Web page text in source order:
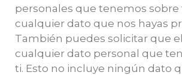
personales que tenemos sobre
cualquier dato que nos hayas
También puedes solicitar que
cualquier dato personal que
ti. Esto no incluye ningún dato